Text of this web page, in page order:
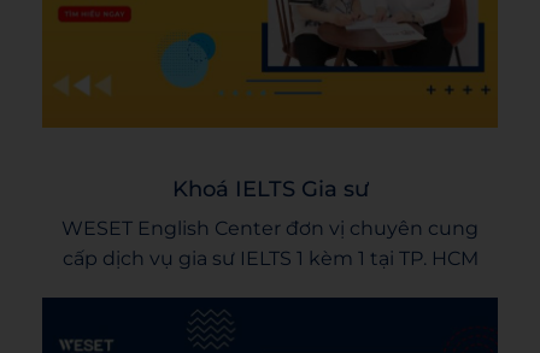
Khoá IELTS Gia sư
WESET English Center đơn vị chuyên cung
cấp dịch vụ gia sư IELTS 1 kèm 1 tại TP. HCM